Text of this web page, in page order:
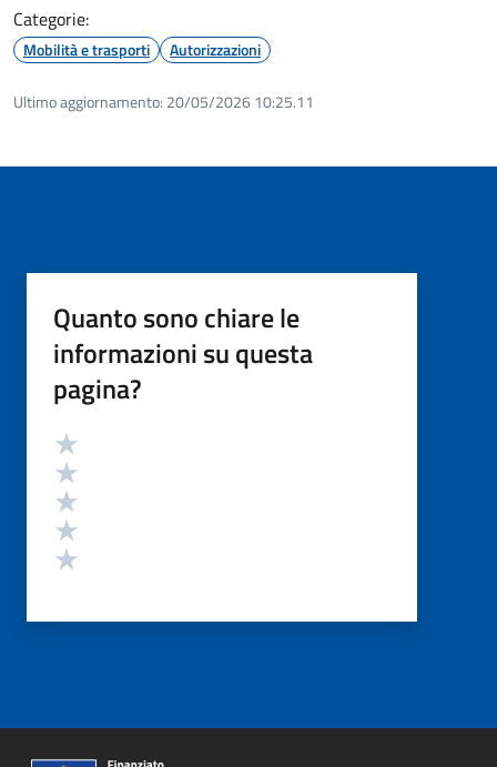
Categorie:
Mobilità e trasporti Autorizzazioni
Ultimo aggiornamento: 20/05/2026 10:25.11
Quanto sono chiare le
informazioni su questa
pagina?
Valutazione